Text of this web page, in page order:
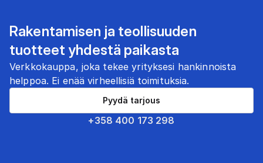
Rakentamisen ja teollisuuden
tuotteet yhdestä paikasta
Verkkokauppa, joka tekee yrityksesi hankinnoista
helppoa. Ei enää virheellisiä toimituksia.
+358 400 173 298
Pyydä tarjous